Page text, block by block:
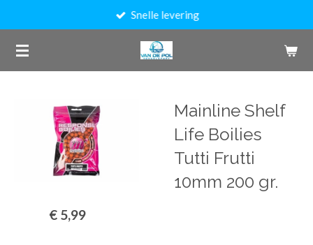
naar
de
Snelle levering
Mainline Shelf
Life Boilies
Tutti Frutti
10mm 200 gr.
€ 5,99